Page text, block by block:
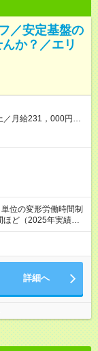
／安定基盤の
か？／エリ
／月給231，000円～
000円 ★エリア
群馬県、茨城県 月1
万円支給を含む（実
短時間勤務・早番
！ 職務内容に応じて
た時点で年収がUPす
長に就いています。
位の変形労働時間制
ほど（2025年実績）
時間は店舗により異
間以内） ★残業は月
：13時～22時
詳細へ